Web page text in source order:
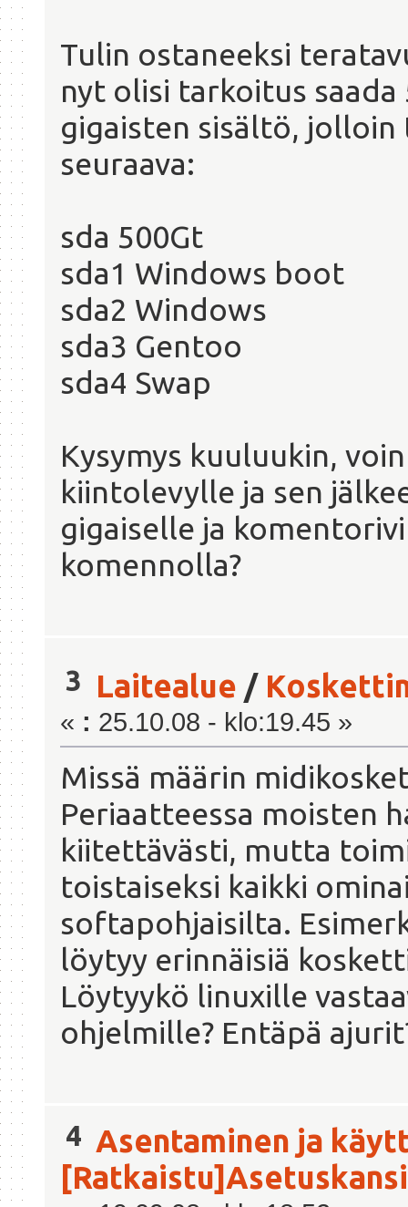
Tulin ostaneeksi
nyt olisi tarkoitus saada
gigaisten sisältö,
seuraava:
sda 500Gt
sda1 Windows boot
sda2 Windows
sda3 Gentoo
sda4 Swap
Kysymys kuuluukin,
kiintolevylle ja sen
gigaiselle ja
komennolla?
3 Laitealue /
« : 25.10.08 - klo:19.45 »
Missä määrin
Periaatteessa moisten
kiitettävästi, mutta
toistaiseksi kaikki
softapohjaisilta.
löytyy erinnäisiä
Löytyykö linuxille
ohjelmille? Entäpä
4 Asentaminen ja